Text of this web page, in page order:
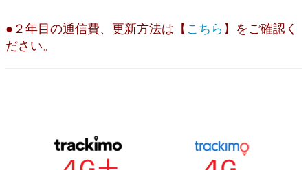
●２年目の通信費、更新方法は【 こちら 】をご確認く
ださい。